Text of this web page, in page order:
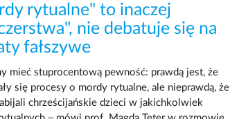
rytualne" to inaczej
nie debatuje się na
fałszywe
mieć stuprocentową pewność: prawdą jest, że
się procesy o mordy rytualne, ale nieprawdą, że
chrześcijańskie dzieci w jakichkolwiek